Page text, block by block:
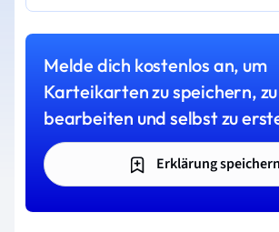
Melde dich kostenlos an, um
Karteikarten zu speichern, zu
bearbeiten und selbst zu
Erklärung speichern